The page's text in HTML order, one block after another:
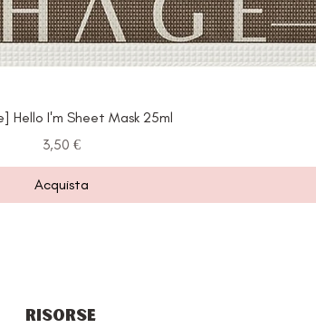
Hello I'm Sheet Mask 25ml
Prezzo
3,50 €
Acquista
RISORSE